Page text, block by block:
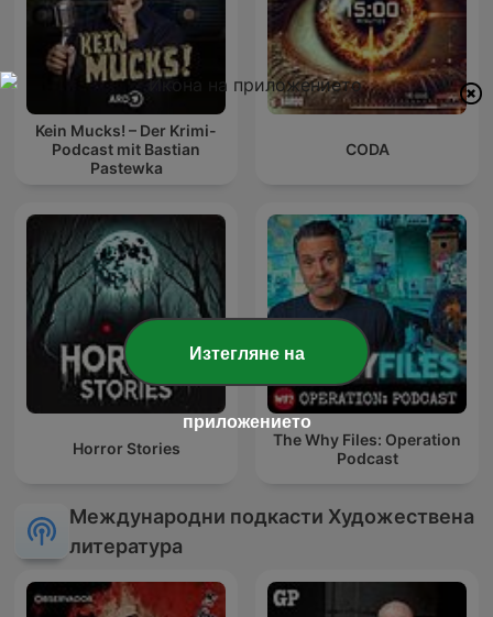
Kein Mucks! – Der Krimi-
Podcast mit Bastian
Pastewka
CODA
Horror Stories
The Why Files: Operation
Podcast
Международни подкасти Художествена
литература
Изтегляне на
приложението